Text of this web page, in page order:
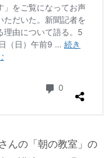
んの「朝の教室」の